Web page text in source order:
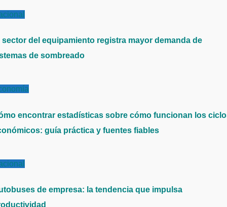
sector del equipamiento registra mayor demanda de
de sombreado
encontrar estadísticas sobre cómo funcionan los
guía práctica y fuentes fiables
de empresa: la tendencia que impulsa